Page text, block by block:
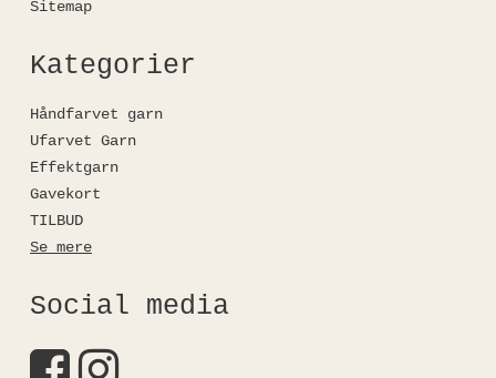
Sitemap
Kategorier
Håndfarvet garn
Ufarvet Garn
Effektgarn
Gavekort
TILBUD
Se mere
Social media